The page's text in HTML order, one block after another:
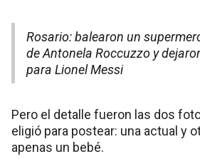
Rosario: balearon un
de Antonela Roccuzzo y
para Lionel Messi
Pero el detalle fueron las dos
eligió para postear: una actual y
apenas un bebé.